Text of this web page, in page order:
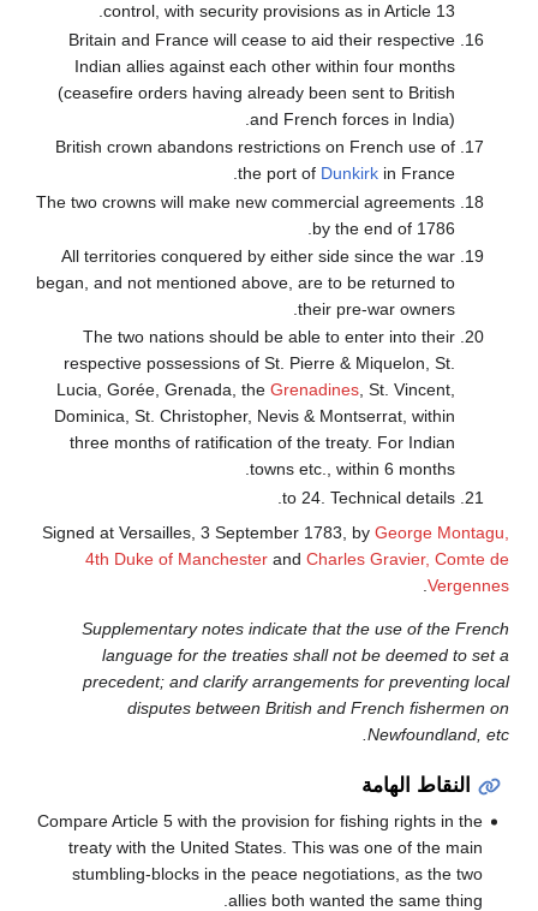
control, with security provisions as in Article 13.
Britain and France will cease to aid their respective
Indian allies against each other within four months
(ceasefire orders having already been sent to British
and French forces in India).
British crown abandons restrictions on French use of
the port of Dunkirk in France.
The two crowns will make new commercial agreements
by the end of 1786.
All territories conquered by either side since the war
began, and not mentioned above, are to be returned to
their pre-war owners.
The two nations should be able to enter into their
respective possessions of St. Pierre & Miquelon, St.
Lucia, Gorée, Grenada, theGrenadines, St. Vincent,
Dominica, St. Christopher, Nevis & Montserrat, within
three months of ratification of the treaty. For Indian
towns etc., within 6 months.
to 24. Technical details.
Signed at Versailles, 3 September 1783, by George Montagu,
4th Duke of Manchester and Charles Gravier, Comte de
Vergennes
Supplementary notes indicate that the use of the French
language for the treaties shall not be deemed to set a
precedent; and clarify arrangements for preventing local
disputes between British and French fishermen on
Newfoundland, etc.
النقاط الهامة
Compare Article 5 with the provision for fishing rights in the
treaty with the United States. This was one of the main
stumbling-blocks in the peace negotiations, as the two
allies both wanted the same thing.